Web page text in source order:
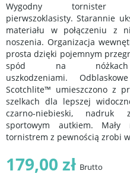
Wygodny
pierwszoklasisty. Starannie
materiału w połączeniu z
noszenia. Organizacja
prosta dzięki pojemnym
spód na nóżkach
uszkodzeniami.
Scotchlite™ umieszczono z
szelkach dla lepszej
czarno-niebieski, nadruk
sportowym autkiem.
tornistrem z pewnością zrobi
179,00 zł Brutto